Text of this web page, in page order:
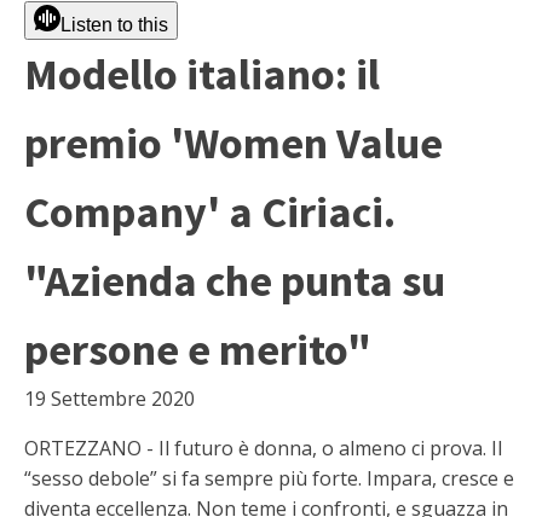
Listen to this
Modello italiano: il
premio 'Women Value
Company' a Ciriaci.
"Azienda che punta su
persone e merito"
19 Settembre 2020
ORTEZZANO - Il futuro è donna, o almeno ci prova. Il
“sesso debole” si fa sempre più forte. Impara, cresce e
diventa eccellenza. Non teme i confronti, e sguazza in